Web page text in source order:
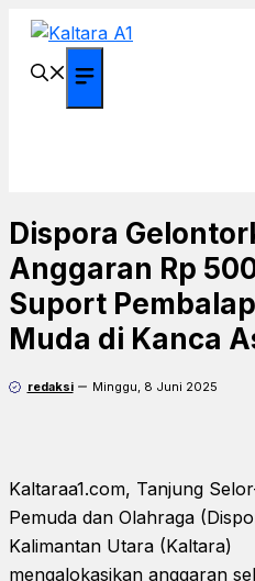
Langsung
Dispora
Anggaran Rp
Suport Pembalap
Muda di Kanca
redaksi Minggu, 8 Juni 2025
Kaltaraa1.com, Tanjung
Pemuda dan Olahraga
Kalimantan Utara (Kaltara)
mengalokasikan anggaran